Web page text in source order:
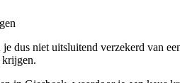
dus niet uitsluitend verzekerd van
krijgen.